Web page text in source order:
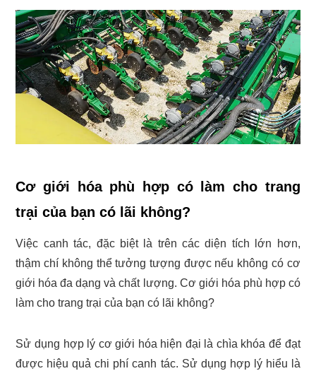
Cơ giới hóa phù hợp có làm cho trang
trại của bạn có lãi không?
Việc canh tác, đặc biệt là trên các diện tích lớn hơn,
thậm chí không thể tưởng tượng được nếu không có cơ
giới hóa đa dạng và chất lượng. Cơ giới hóa phù hợp có
làm cho trang trại của bạn có lãi không?
Sử dụng hợp lý cơ giới hóa hiện đại là chìa khóa để đạt
được hiệu quả chi phí canh tác. Sử dụng hợp lý hiểu là